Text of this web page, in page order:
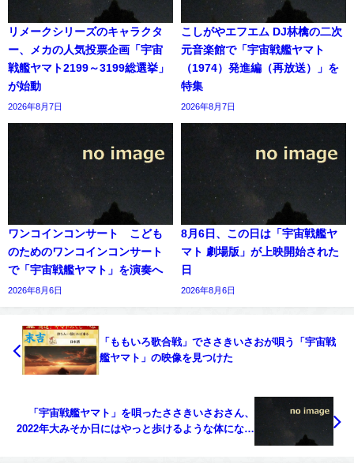
リメークシリーズのキャラクタ
ー、メカの人気投票企画「宇宙
戦艦ヤマト2199～3199総選挙」
が始動
2026年8月7日
こしがやエフエム DJ林檎の二次
元音楽館で「宇宙戦艦ヤマト
（1974）発進編（再放送）」を
特集
2026年8月7日
ワンコインコンサート こども
のためのワンコインコンサート
で「宇宙戦艦ヤマト」を演奏へ
2026年8月6日
8月6日、この日は「宇宙戦艦ヤ
マト 劇場版」が上映開始された
日
2026年8月6日
「ももいろ歌合戦」でささきいさおが唄う「宇宙戦
艦ヤマト」の映像を見つけた
「宇宙戦艦ヤマト」を唄ったささきいさおさん、
2022年大みそか日にはやっと歩けるような体になっ